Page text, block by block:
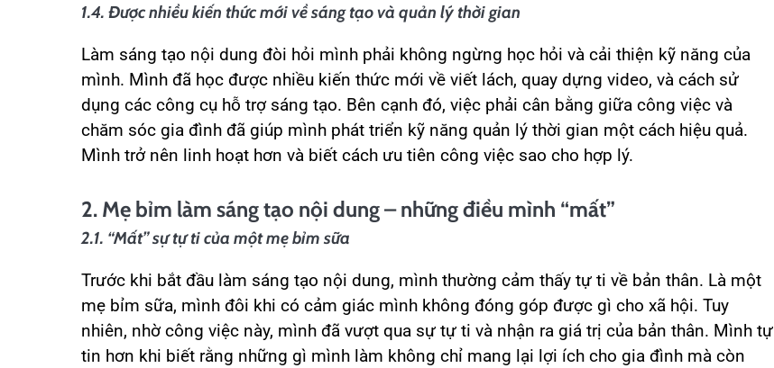
1.4. Được nhiều kiến thức mới về sáng tạo và quản lý thời gian
Làm sáng tạo nội dung đòi hỏi mình phải không ngừng học hỏi và cải thiện kỹ năng của
mình. Mình đã học được nhiều kiến thức mới về viết lách, quay dựng video, và cách sử
dụng các công cụ hỗ trợ sáng tạo. Bên cạnh đó, việc phải cân bằng giữa công việc và
chăm sóc gia đình đã giúp mình phát triển kỹ năng quản lý thời gian một cách hiệu quả.
Mình trở nên linh hoạt hơn và biết cách ưu tiên công việc sao cho hợp lý.
2. Mẹ bỉm làm sáng tạo nội dung – những điều mình “mất”
2.1. “Mất” sự tự ti của một mẹ bỉm sữa
Trước khi bắt đầu làm sáng tạo nội dung, mình thường cảm thấy tự ti về bản thân. Là một
mẹ bỉm sữa, mình đôi khi có cảm giác mình không đóng góp được gì cho xã hội. Tuy
nhiên, nhờ công việc này, mình đã vượt qua sự tự ti và nhận ra giá trị của bản thân. Mình tự
tin hơn khi biết rằng những gì mình làm không chỉ mang lại lợi ích cho gia đình mà còn